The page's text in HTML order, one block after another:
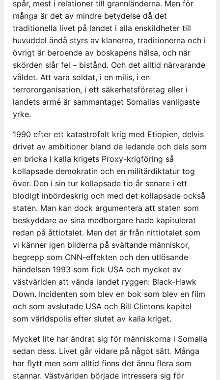
spår, mest i relationer till grannländerna. Men för
många är det av mindre betydelse då det
traditionella livet på landet i alla enskildheter till
huvuddel ändå styrs av klanerna, traditionerna och i
övrigt är beroende av boskapens hälsa, och när
skörden slår fel – bistånd. Och det alltid närvarande
våldet. Att vara soldat, i en milis, i en
terrororganisation, i ett säkerhetsföretag eller i
landets armé är sammantaget Somalias vanligaste
yrke.
1990 efter ett katastrofalt krig med Etiopien, delvis
drivet av ambitioner bland de ledande och dels som
en bricka i kalla krigets Proxy-krigföring så
kollapsade demokratin och en militärdiktatur tog
över. Den i sin tur kollapsade tio år senare i ett
blodigt inbördeskrig och med det kollapsade också
staten. Man kan dock argumentera att staten som
beskyddare av sina medborgare hade kapitulerat
redan på åttiotalet. Men det är från nittiotalet som
vi känner igen bilderna på svältande människor,
begrepp som CNN-effekten och den utlösande
händelsen 1993 som fick USA och mycket av
västvärlden att vända landet ryggen: Black-Hawk
Down. Incidenten som blev en bok som blev en film
och som avslutade USA och Bill Clintons kapitel
som världspolis efter slutet av kalla kriget.
Mycket lite har ändrat sig för människorna i Somalia
sedan dess. Livet går vidare på något sätt. Många
har flytt men som alltid finns det ännu flera som
stannar. Västvärlden började intressera sig för